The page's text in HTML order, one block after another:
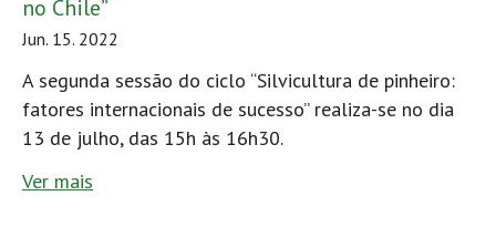
no Chile”
Jun. 15. 2022
A segunda sessão do ciclo “Silvicultura de pinheiro:
fatores internacionais de sucesso” realiza-se no dia
13 de julho, das 15h às 16h30.
Ver mais